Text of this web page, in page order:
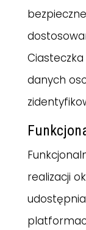
danych
realizacji